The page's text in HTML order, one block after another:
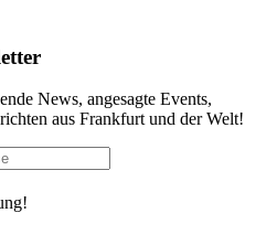
News, angesagte Events,
aus Frankfurt und der Welt!